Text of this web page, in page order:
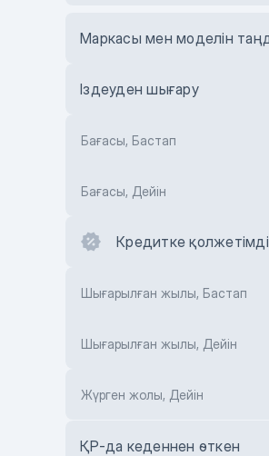
Іздеуден шығару
Бағасы, Бастап
Бағасы, Дейін
Кредитке қолжетімді
Шығарылған жылы, Бастап
Шығарылған жылы, Дейін
Жүрген жолы, Дейін
ҚР-да кеденнен өткен